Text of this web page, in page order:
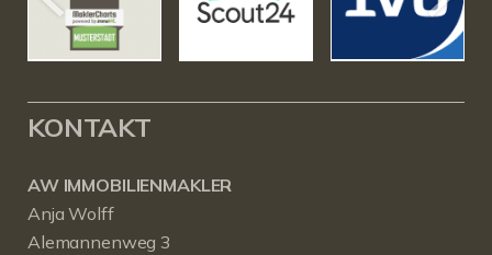
KONTAKT
AW IMMOBILIENMAKLER
Anja Wolff
Alemannenweg 3